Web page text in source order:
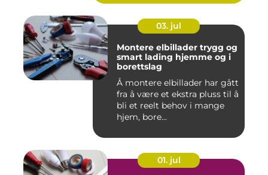
03. jul
Montere elbillader trygg og
smart lading hjemme og i
borettslag
Å montere elbillader har gått
fra å være et ekstra pluss til å
bli et reelt behov i mange
hjem, bore...
01. jul